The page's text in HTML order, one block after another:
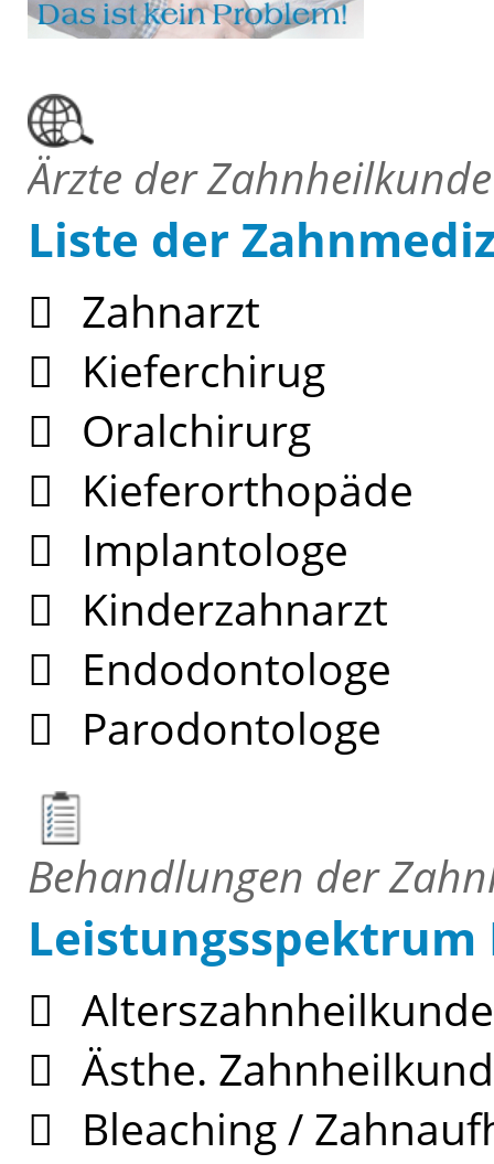
Ärzte der Zahnheilkunde
Liste der
Zahnarzt
Kieferchirug
Oralchirurg
Kieferorthopäde
Implantologe
Kinderzahnarzt
Endodontologe
Parodontologe
Behandlungen der
Leistungsspektrum
Alterszahnheilkunde
Ästhe.
Bleaching /